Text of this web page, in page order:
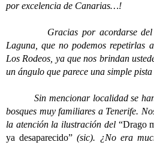
por excelencia de Canarias…!
Gracias por acordarse del
Laguna, que no podemos repetirlas
Los Rodeos, ya que nos brindan
un ángulo que parece una simple
Sin mencionar localidad se han
bosques muy familiares a Tenerife.
la atención la ilustración del “Drago
ya desaparecido” (sic). ¿No era